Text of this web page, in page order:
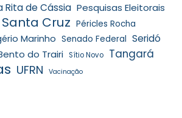
Rita de Cássia Pesquisas Eleitorais
Cruz Péricles Rocha
Marinho Senado Federal Seridó
do Trairi Sítio Novo Tangará
UFRN Vacinação